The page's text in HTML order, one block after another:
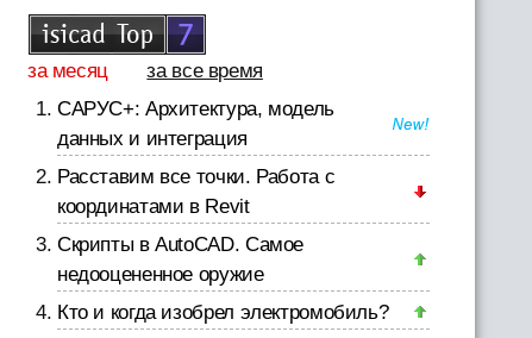
за месяц
за все время
САРУС+: Архитектура, модель
данных и интеграция
Расставим все точки. Работа с
координатами в Revit
Скрипты в AutoCAD. Самое
недооцененное оружие
Кто и когда изобрел электромобиль?